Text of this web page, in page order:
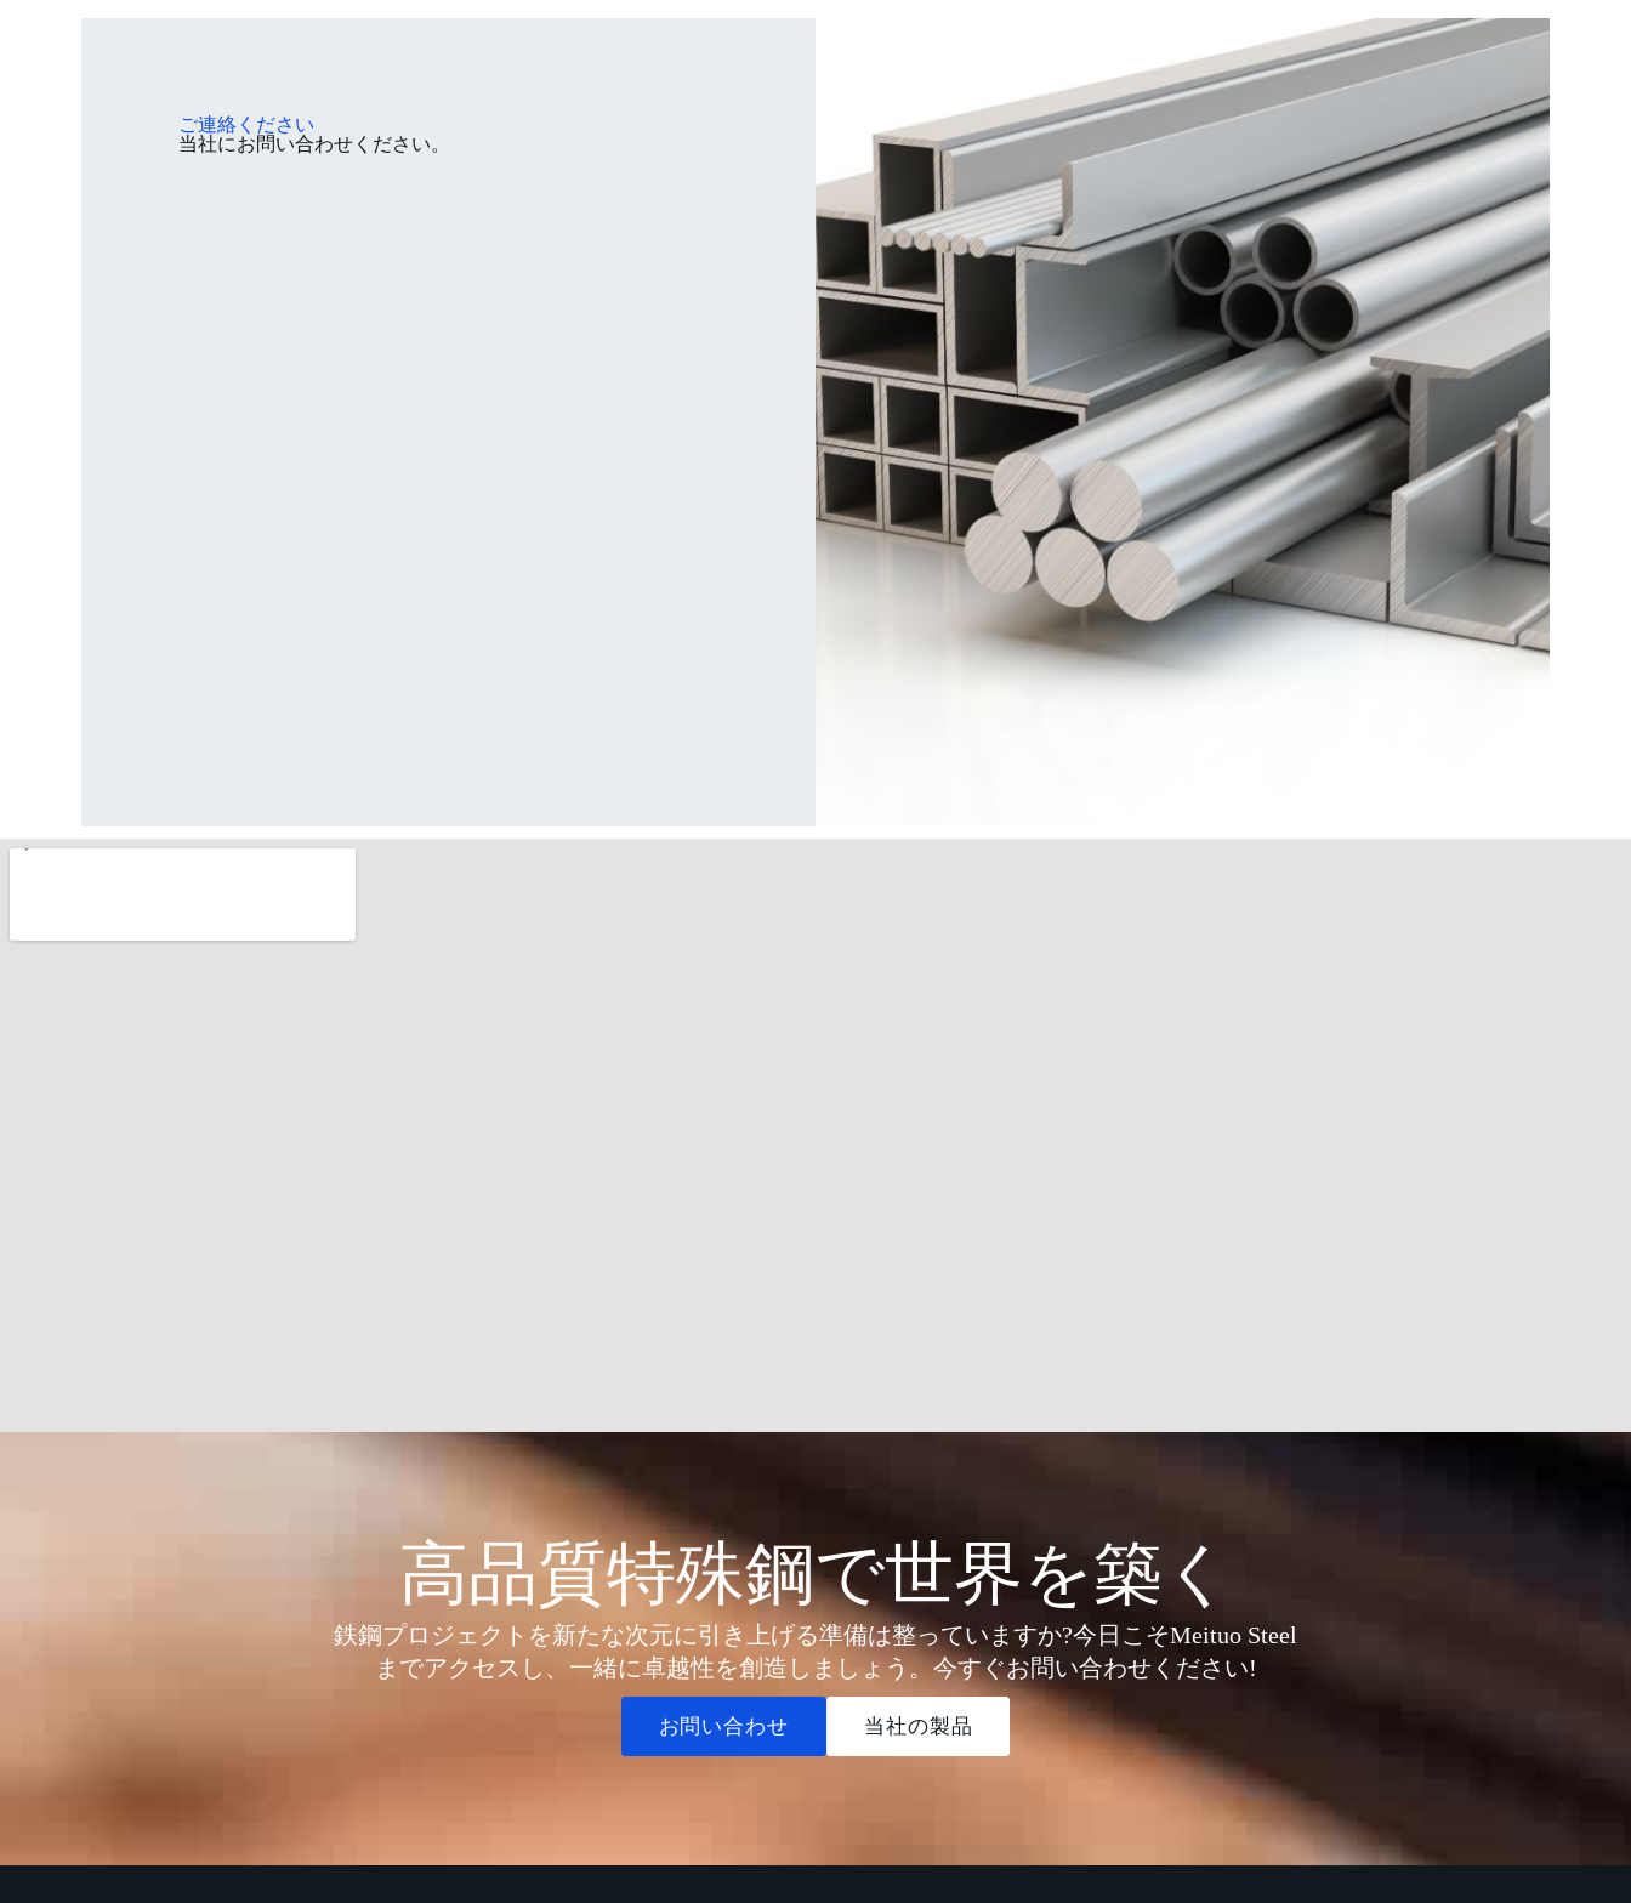
ご連絡ください
当社にお問い合わせください。
高品質特殊鋼で世界を築く
鉄鋼プロジェクトを新たな次元に引き上げる準備は整っていますか?今日こそMeituo Steel
までアクセスし、一緒に卓越性を創造しましょう。今すぐお問い合わせください!
お問い合わせ 当社の製品